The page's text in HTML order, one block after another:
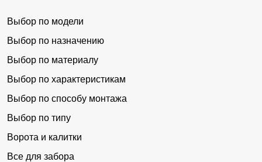
Выбор по модели
Выбор по назначению
Выбор по материалу
Выбор по характеристикам
Выбор по способу монтажа
Выбор по типу
Ворота и калитки
Все для забора